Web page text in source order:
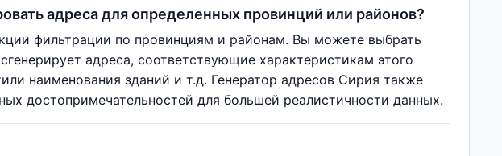
адреса для определенных провинций или районов?
фильтрации по провинциям и районам. Вы можете выбрать
адреса, соответствующие характеристикам этого
наименования зданий и т.д. Генератор адресов Сирия также
достопримечательностей для большей реалистичности данных.